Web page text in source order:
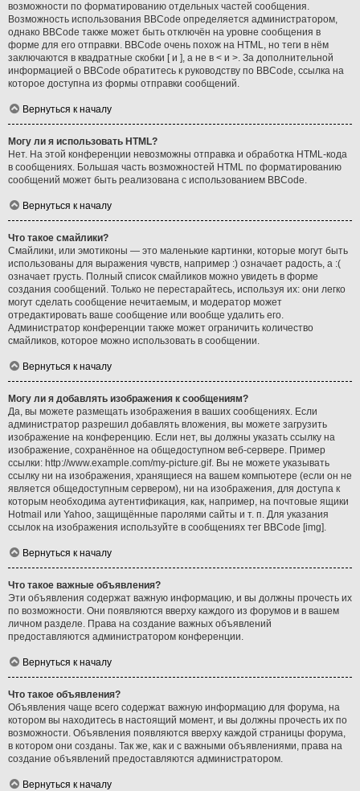
возможности по форматированию отдельных частей сообщения.
Возможность использования BBCode определяется администратором,
однако BBCode также может быть отключён на уровне сообщения в
форме для его отправки. BBCode очень похож на HTML, но теги в нём
заключаются в квадратные скобки [ и ], а не в < и >. За дополнительной
информацией о BBCode обратитесь к руководству по BBCode, ссылка на
которое доступна из формы отправки сообщений.
Вернуться к началу
Могу ли я использовать HTML?
Нет. На этой конференции невозможны отправка и обработка HTML-кода
в сообщениях. Большая часть возможностей HTML по форматированию
сообщений может быть реализована с использованием BBCode.
Вернуться к началу
Что такое смайлики?
Смайлики, или эмотиконы — это маленькие картинки, которые могут быть
использованы для выражения чувств, например :) означает радость, а :(
означает грусть. Полный список смайликов можно увидеть в форме
создания сообщений. Только не перестарайтесь, используя их: они легко
могут сделать сообщение нечитаемым, и модератор может
отредактировать ваше сообщение или вообще удалить его.
Администратор конференции также может ограничить количество
смайликов, которое можно использовать в сообщении.
Вернуться к началу
Могу ли я добавлять изображения к сообщениям?
Да, вы можете размещать изображения в ваших сообщениях. Если
администратор разрешил добавлять вложения, вы можете загрузить
изображение на конференцию. Если нет, вы должны указать ссылку на
изображение, сохранённое на общедоступном веб-сервере. Пример
ссылки: http://www.example.com/my-picture.gif. Вы не можете указывать
ссылку ни на изображения, хранящиеся на вашем компьютере (если он не
является общедоступным сервером), ни на изображения, для доступа к
которым необходима аутентификация, как, например, на почтовые ящики
Hotmail или Yahoo, защищённые паролями сайты и т. п. Для указания
ссылок на изображения используйте в сообщениях тег BBCode [img].
Вернуться к началу
Что такое важные объявления?
Эти объявления содержат важную информацию, и вы должны прочесть их
по возможности. Они появляются вверху каждого из форумов и в вашем
личном разделе. Права на создание важных объявлений
предоставляются администратором конференции.
Вернуться к началу
Что такое объявления?
Объявления чаще всего содержат важную информацию для форума, на
котором вы находитесь в настоящий момент, и вы должны прочесть их по
возможности. Объявления появляются вверху каждой страницы форума,
в котором они созданы. Так же, как и с важными объявлениями, права на
создание объявлений предоставляются администратором.
Вернуться к началу